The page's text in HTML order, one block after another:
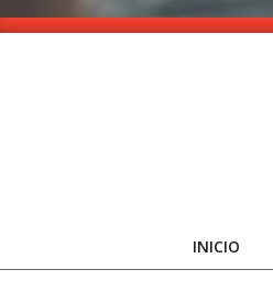
Skip
INICIO